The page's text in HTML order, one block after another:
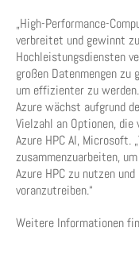
„High-Performance-
verbreitet und gewinnt
Hochleistungsdiensten
großen Datenmengen zu
um effizienter zu
Azure wächst aufgrund
Vielzahl an Optionen,
Azure HPC AI, Microsoft.
zusammenzuarbeiten,
Azure HPC zu nutzen
voranzutreiben.“
Weitere Informationen